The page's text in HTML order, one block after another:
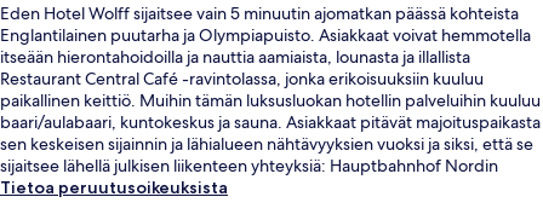
Eden Hotel Wolff sijaitsee vain 5 minuutin ajomatkan päässä kohteista
Englantilainen puutarha ja Olympiapuisto. Asiakkaat voivat hemmotella
itseään hierontahoidoilla ja nauttia aamiaista, lounasta ja illallista
Restaurant Central Café -ravintolassa, jonka erikoisuuksiin kuuluu
paikallinen keittiö. Muihin tämän luksusluokan hotellin palveluihin kuuluu
baari/aulabaari, kuntokeskus ja sauna. Asiakkaat pitävät majoituspaikasta
sen keskeisen sijainnin ja lähialueen nähtävyyksien vuoksi ja siksi, että se
sijaitsee lähellä julkisen liikenteen yhteyksiä: Hauptbahnhof Nordin
raitiovaunupysäkki sijaitsee muutaman askeleen päässä ja
Tietoa peruutusoikeuksista